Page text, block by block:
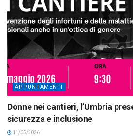
APPUNTAMENTI
Donne nei cantieri, l’Umbria
sicurezza e inclusione
11/05/2026